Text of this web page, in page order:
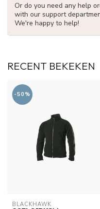
Or do you need any help
with our support
We're happy to help!
RECENT BEKEKEN
-50%
BLACKHAWK